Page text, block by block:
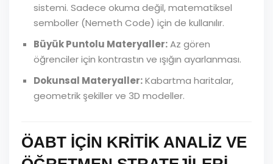
sistemi. Sadece okuma değil, matematiksel
semboller (Nemeth Code) için de kullanılır.
Büyük Puntolu Materyaller:Az gören
öğrenciler için kontrastın ve ışığın ayarlanması.
Dokunsal Materyaller:Kabartma haritalar,
geometrik şekiller ve 3D modeller.
ÖABT İÇİN KRİTİK ANALİZ VE